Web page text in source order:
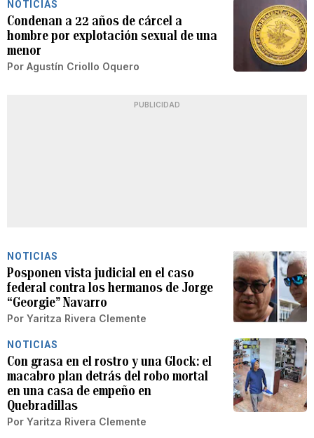
NOTICIAS
Condenan a 22 años de cárcel a
hombre por explotación sexual de una
menor
Por Agustín Criollo Oquero
PUBLICIDAD
NOTICIAS
Posponen vista judicial en el caso
federal contra los hermanos de Jorge
“Georgie” Navarro
Por Yaritza Rivera Clemente
NOTICIAS
Con grasa en el rostro y una Glock: el
macabro plan detrás del robo mortal
en una casa de empeño en
Quebradillas
Por Yaritza Rivera Clemente